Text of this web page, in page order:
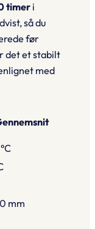
timeri
så du
før
det et stabilt
med
mm